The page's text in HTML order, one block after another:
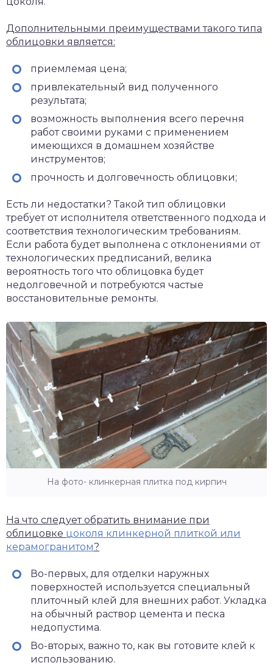
Дополнительными преимуществами такого типа
облицовки является:
приемлемая цена;
привлекательный вид полученного
результата;
возможность выполнения всего перечня
работ своими руками с применением
имеющихся в домашнем хозяйстве
инструментов;
прочность и долговечность облицовки;
Есть ли недостатки? Такой тип облицовки
требует от исполнителя ответственного подхода и
соответствия технологическим требованиям.
Если работа будет выполнена с отклонениями от
технологических предписаний, велика
вероятность того что облицовка будет
недолговечной и потребуются частые
восстановительные ремонты.
На фото- клинкерная плитка под кирпич
На что следует обратить внимание при
облицовке цоколя клинкерной плиткой или
керамогранитом?
Во-первых, для отделки наружных
поверхностей используется специальный
плиточный клей для внешних работ. Укладка
на обычный раствор цемента и песка
недопустима.
Во-вторых, важно то, как вы готовите клей к
использованию.